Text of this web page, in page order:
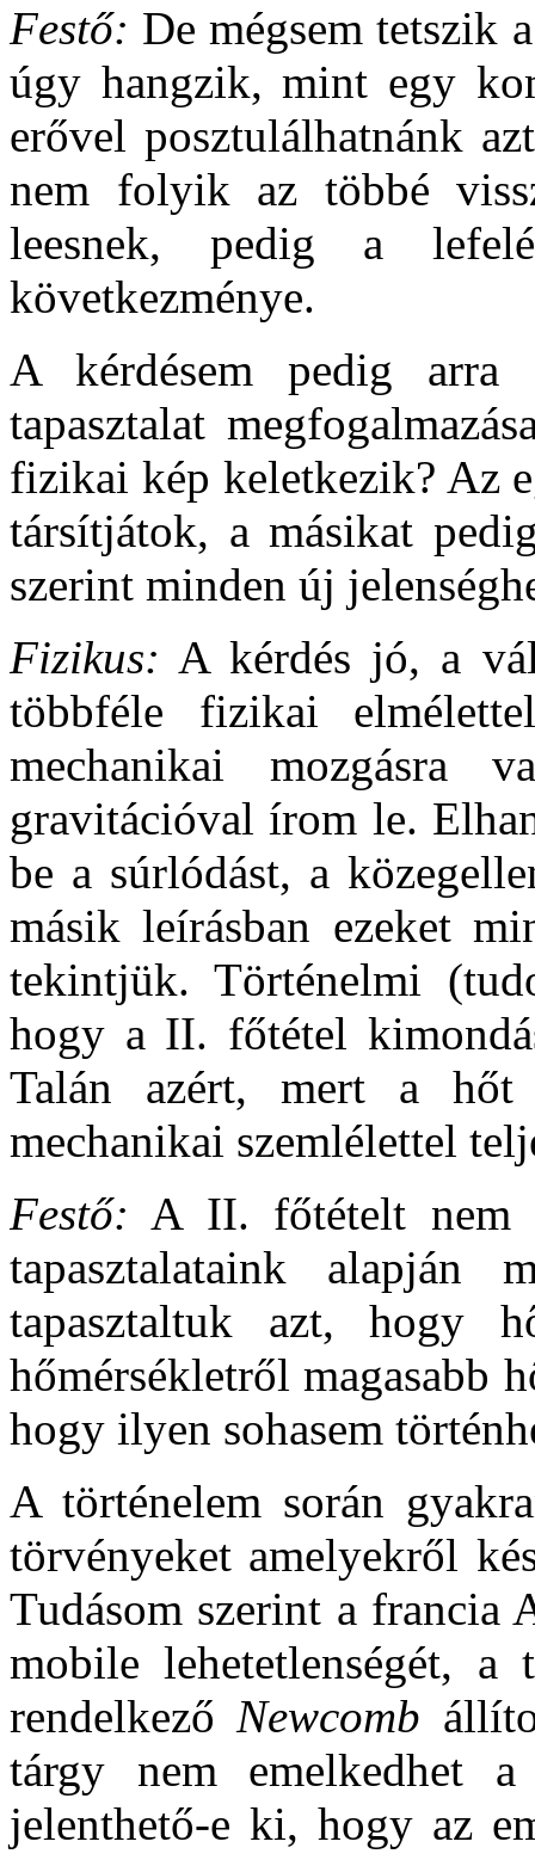
Festő: De mégsem tetszik
úgy hangzik, mint egy
erővel posztulálhatnánk
nem folyik az többé
leesnek, pedig a
következménye.
A kérdésem pedig arra
tapasztalat
fizikai kép keletkezik? Az
társítjátok, a másikat
szerint minden új
Fizikus: A kérdés jó, a
többféle fizikai
mechanikai mozgásra
gravitációval írom le.
be a súrlódást, a
másik leírásban ezeket
tekintjük. Történelmi
hogy a II. főtétel
Talán azért, mert a
mechanikai szemlélettel
Festő: A II. főtételt nem
tapasztalataink
tapasztaltuk azt, hogy
hőmérsékletről magasabb
hogy ilyen sohasem
A történelem során
törvényeket amelyekről
Tudásom szerint a francia
mobile lehetetlenségét, a
rendelkezőNewcomb
tárgy nem emelkedhet
jelenthető-e ki, hogy az